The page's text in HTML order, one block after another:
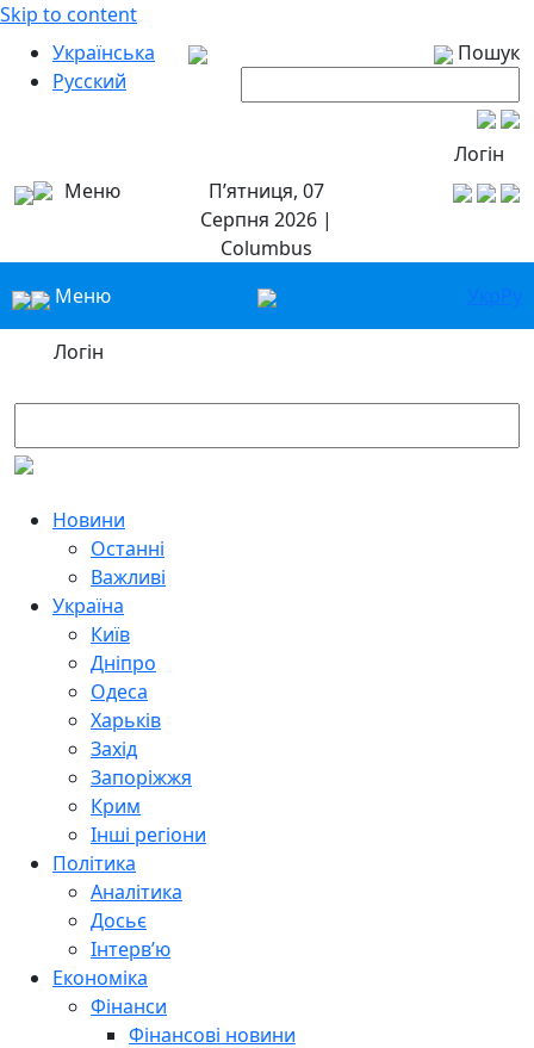
Skip to content
Українська
Русский
Пошук
Логін
Меню
П’ятниця, 07
Серпня 2026 |
Columbus
Меню
УкрРу
Логін
Новини
Останні
Важливі
Україна
Київ
Дніпро
Одеса
Харьків
Захід
Запоріжжя
Крим
Інші регіони
Політика
Аналітика
Досьє
Інтерв’ю
Економіка
Фінанси
Фінансові новини